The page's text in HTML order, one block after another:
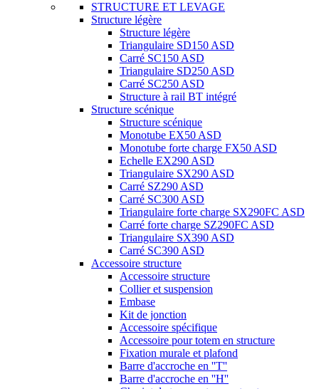
STRUCTURE ET LEVAGE
Structure légère
Structure légère
Triangulaire SD150 ASD
Carré SC150 ASD
Triangulaire SD250 ASD
Carré SC250 ASD
Structure à rail BT intégré
Structure scénique
Structure scénique
Monotube EX50 ASD
Monotube forte charge FX50 ASD
Echelle EX290 ASD
Triangulaire SX290 ASD
Carré SZ290 ASD
Carré SC300 ASD
Triangulaire forte charge SX290FC ASD
Carré forte charge SZ290FC ASD
Triangulaire SX390 ASD
Carré SC390 ASD
Accessoire structure
Accessoire structure
Collier et suspension
Embase
Kit de jonction
Accessoire spécifique
Accessoire pour totem en structure
Fixation murale et plafond
Barre d'accroche en ''T''
Barre d'accroche en ''H''